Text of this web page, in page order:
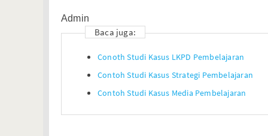
Admin
Baca juga:
Conoth Studi Kasus LKPD Pembelajaran
Contoh Studi Kasus Strategi Pembelajaran
Contoh Studi Kasus Media Pembelajaran